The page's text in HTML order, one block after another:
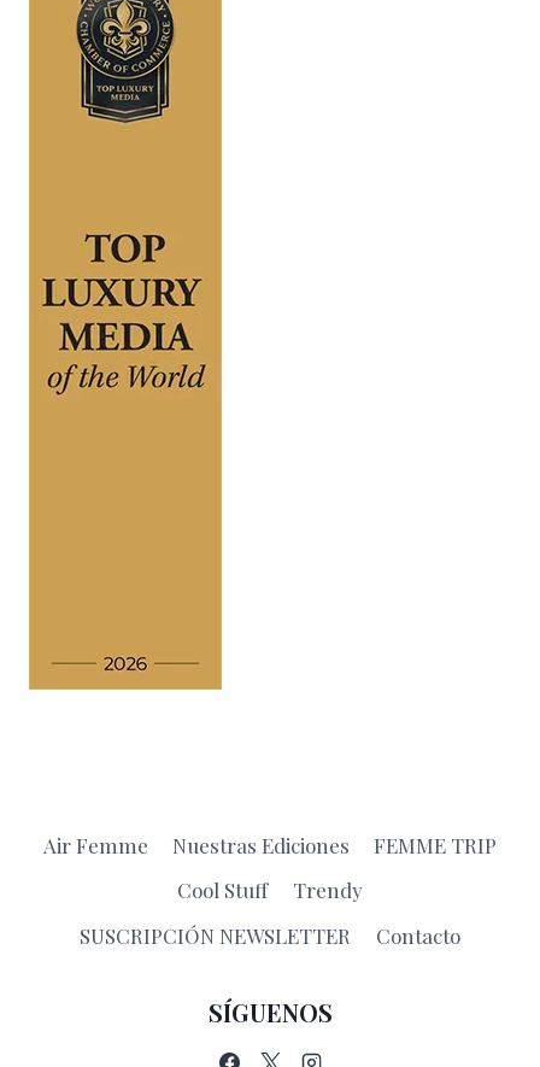
Air Femme Nuestras Ediciones
FEMME TRIP
Cool Stuff
Trendy
SUSCRIPCIÓN NEWSLETTER
Contacto
SÍGUENOS